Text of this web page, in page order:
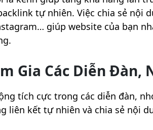
tự nhiên. Việc chia sẻ nội
giúp website của bạn
Gia Các Diễn Đàn,
tích cực trong các diễn đàn,
liên kết tự nhiên và chia sẻ nội